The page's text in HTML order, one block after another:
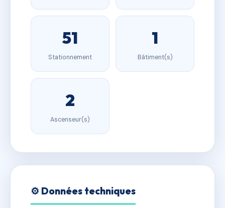
51
Stationnement
1
Bâtiment(s)
2
Ascenseur(s)
⚙️ Données techniques